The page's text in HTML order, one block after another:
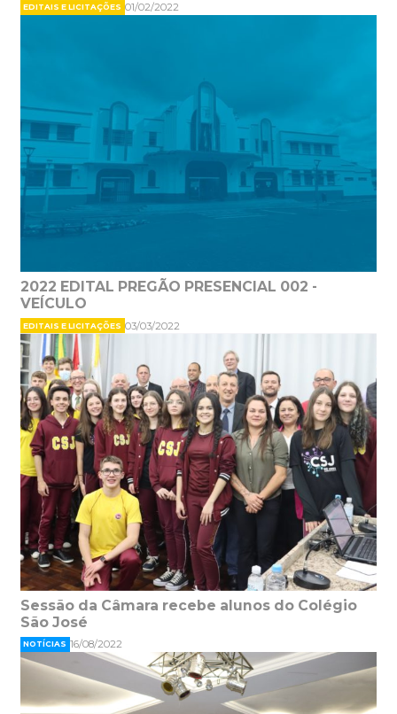
EDITAIS E LICITAÇÕES 01/02/2022
2022 EDITAL PREGÃO PRESENCIAL 002 -
VEÍCULO
EDITAIS E LICITAÇÕES 03/03/2022
Sessão da Câmara recebe alunos do Colégio
São José
NOTÍCIAS 16/08/2022